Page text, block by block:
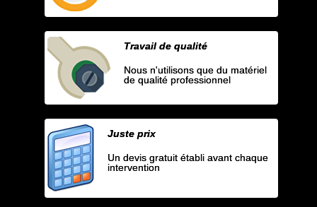
Travail de qualité
Nous n'utilisons que du matériel
de qualité professionnel
Juste prix
Un devis gratuit établi avant chaque
intervention